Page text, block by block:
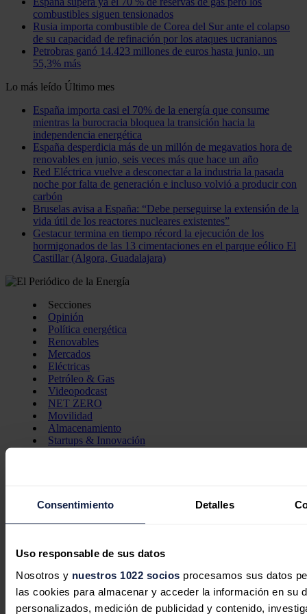
Consentimiento Detalles
Uso responsable de sus datos
Nosotros y nuestros 1022 socios procesamos sus datos
las cookies para almacenar y acceder la información en su
personalizados, medición de publicidad y contenido,
combustibles siguen tensionados
Rusia importa combustible de Corea del Sur ante el colapso
de su capacidad de refinación por los ataques ucranianos
Petrobras ganó 14.423 millones de euros hasta junio, un
55,3% más
Lo más leído Último mes
España importa casi el 70% de la energía que consume
mientras la burocracia bloquea la transición hacia la
independencia energética
España desperdicia más de un millón de megavatios hora de
renovables en junio, seis veces más que hace un año
Red Eléctrica vuelve a desconectar a la industria la pasada
noche por falta de generación e incluso volvió a producir con
carbón
Bruselas avisa a España: “Debe perseguirse la extensión de la
vida útil de los reactores nucleares existentes”
Gestacur termina en tiempo récord la ejecución de los
hormigonados de las 13 cimentaciones en el parque eólico El
Castillar (Algora, Guadalajara)
Secciones
Opinión
Política energética
Renovables
Mercados
Eléctricas
Petróleo & Gas
Videopodcast
NET ZERO
Movilidad
Almacenamiento
Startups & Innovación
Bioenergía
Eficiencia
Más secciones
Eventos
La Noche de la Energía
10 claves del sector energético
Foros
Foro de Almacenamiento